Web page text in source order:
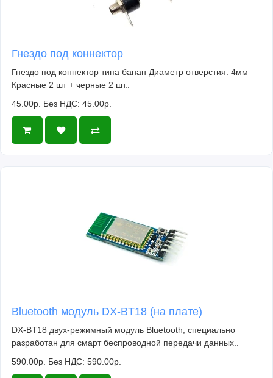
Гнездо под коннектор
Гнездо под коннектор типа банан Диаметр отверстия: 4мм
Красные 2 шт + черные 2 шт..
45.00р. Без НДС: 45.00р.
Bluetooth модуль DX-BT18 (на плате)
DX-BT18 двух-режимный модуль Bluetooth, специально
разработан для смарт беспроводной передачи данных..
590.00р. Без НДС: 590.00р.